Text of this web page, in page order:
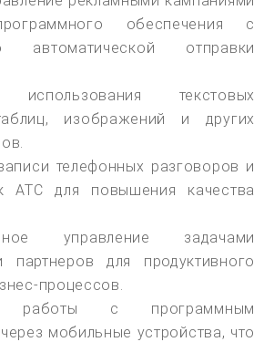
обеспечения с
автоматической отправки
использования текстовых
изображений и других
телефонных разговоров и
АТС для повышения качества
управление задачами
партнеров для продуктивного
процессов.
работы с программным
мобильные устройства, что